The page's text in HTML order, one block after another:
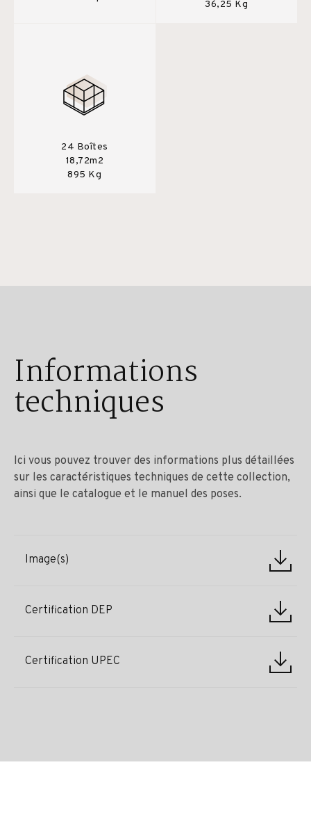
36,25 Kg
24 Boîtes
18,72m2
895 Kg
Informations
techniques
Ici vous pouvez trouver des informations plus détaillées
sur les caractéristiques techniques de cette collection,
ainsi que le catalogue et le manuel des poses.
Image(s)
Certification DEP
Certification UPEC